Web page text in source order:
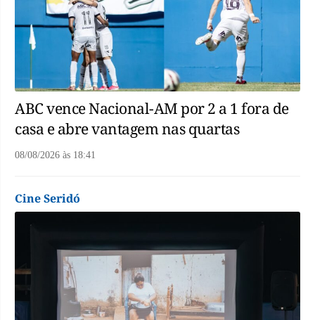
ABC vence Nacional-AM por 2 a 1 fora de
casa e abre vantagem nas quartas
08/08/2026 às 18:41
Cine Seridó